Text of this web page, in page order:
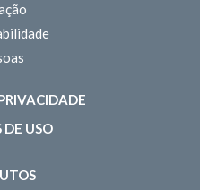
DE USO